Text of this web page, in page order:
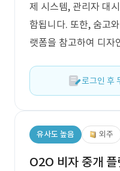
제 시스템, 관리자 대
함됩니다. 또한, 숨고
랫폼을 참고하여 디자
로그인 후
유사도 높음 외주
O2O 비자 중개